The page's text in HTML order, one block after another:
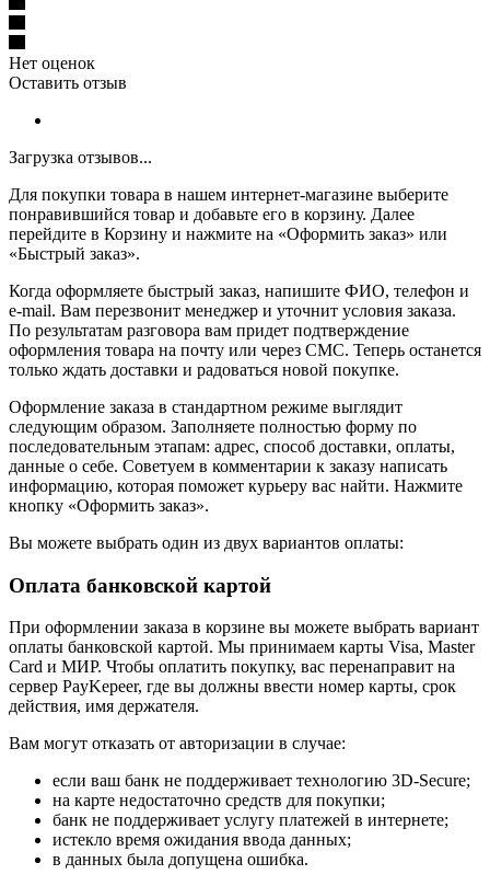
Нет оценок
Оставить отзыв
Загрузка отзывов...
Для покупки товара в нашем интернет-магазине выберите
понравившийся товар и добавьте его в корзину. Далее
перейдите в Корзину и нажмите на «Оформить заказ» или
«Быстрый заказ».
Когда оформляете быстрый заказ, напишите ФИО, телефон и
e-mail. Вам перезвонит менеджер и уточнит условия заказа.
По результатам разговора вам придет подтверждение
оформления товара на почту или через СМС. Теперь останется
только ждать доставки и радоваться новой покупке.
Оформление заказа в стандартном режиме выглядит
следующим образом. Заполняете полностью форму по
последовательным этапам: адрес, способ доставки, оплаты,
данные о себе. Советуем в комментарии к заказу написать
информацию, которая поможет курьеру вас найти. Нажмите
кнопку «Оформить заказ».
Вы можете выбрать один из двух вариантов оплаты:
Оплата банковской картой
При оформлении заказа в корзине вы можете выбрать вариант
оплаты банковской картой. Мы принимаем карты Visa, Master
Card и МИР. Чтобы оплатить покупку, вас перенаправит на
сервер PayKepeer, где вы должны ввести номер карты, срок
действия, имя держателя.
Вам могут отказать от авторизации в случае:
если ваш банк не поддерживает технологию 3D-Secure;
на карте недостаточно средств для покупки;
банк не поддерживает услугу платежей в интернете;
истекло время ожидания ввода данных;
в данных была допущена ошибка.